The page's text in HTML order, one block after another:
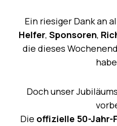
Ein riesiger Dank an
Helfer, Sponsoren,
die dieses
Doch unser
Die offizielle 50-Jahr-